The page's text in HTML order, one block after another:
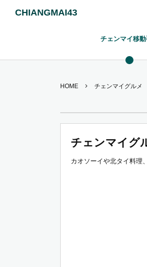
CHIANGMAI43
チェンマイ移
HOME チェンマイグルメ
チェンマイグ
カオソーイや北タイ料理